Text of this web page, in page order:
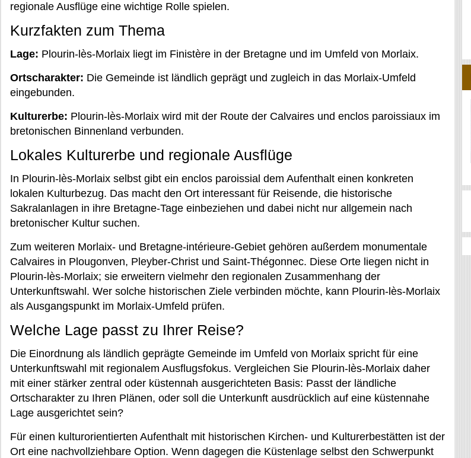
regionale Ausflüge eine wichtige Rolle spielen.
Kurzfakten zum Thema
Lage: Plourin-lès-Morlaix liegt im Finistère in der Bretagne und im Umfeld von Morlaix.
Ortscharakter: Die Gemeinde ist ländlich geprägt und zugleich in das Morlaix-Umfeld
eingebunden.
Kulturerbe: Plourin-lès-Morlaix wird mit der Route der Calvaires und enclos paroissiaux im
bretonischen Binnenland verbunden.
Lokales Kulturerbe und regionale Ausflüge
In Plourin-lès-Morlaix selbst gibt ein enclos paroissial dem Aufenthalt einen konkreten
lokalen Kulturbezug. Das macht den Ort interessant für Reisende, die historische
Sakralanlagen in ihre Bretagne-Tage einbeziehen und dabei nicht nur allgemein nach
bretonischer Kultur suchen.
Zum weiteren Morlaix- und Bretagne-intérieure-Gebiet gehören außerdem monumentale
Calvaires in Plougonven, Pleyber-Christ und Saint-Thégonnec. Diese Orte liegen nicht in
Plourin-lès-Morlaix; sie erweitern vielmehr den regionalen Zusammenhang der
Unterkunftswahl. Wer solche historischen Ziele verbinden möchte, kann Plourin-lès-Morlaix
als Ausgangspunkt im Morlaix-Umfeld prüfen.
Welche Lage passt zu Ihrer Reise?
Die Einordnung als ländlich geprägte Gemeinde im Umfeld von Morlaix spricht für eine
Unterkunftswahl mit regionalem Ausflugsfokus. Vergleichen Sie Plourin-lès-Morlaix daher
mit einer stärker zentral oder küstennah ausgerichteten Basis: Passt der ländliche
Ortscharakter zu Ihren Plänen, oder soll die Unterkunft ausdrücklich auf eine küstennahe
Lage ausgerichtet sein?
Für einen kulturorientierten Aufenthalt mit historischen Kirchen- und Kulturerbestätten ist der
Ort eine nachvollziehbare Option. Wenn dagegen die Küstenlage selbst den Schwerpunkt